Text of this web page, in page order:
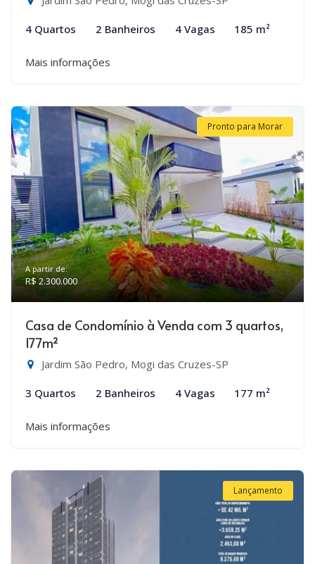
4 Quartos 2 Banheiros 4 Vagas 185 m²
Mais informações
Pronto para Morar
A partir de:
R$ 2.300.000
Casa de Condomínio à Venda com 3 quartos,
177m²
Jardim São Pedro, Mogi das Cruzes-SP
3 Quartos 2 Banheiros 4 Vagas 177 m²
Mais informações
Lançamento